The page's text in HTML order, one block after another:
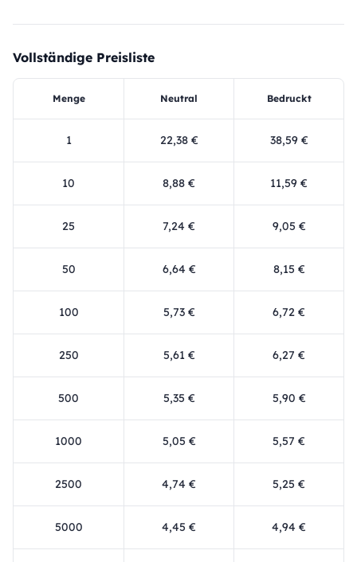
Vollständige Preisliste
Menge Neutral Bedruckt
1 22,38 € 38,59 €
10 8,88 € 11,59 €
25 7,24 € 9,05 €
50 6,64 € 8,15 €
100 5,73 € 6,72 €
250 5,61 € 6,27 €
500 5,35 € 5,90 €
1000 5,05 € 5,57 €
2500 4,74 € 5,25 €
5000 4,45 € 4,94 €